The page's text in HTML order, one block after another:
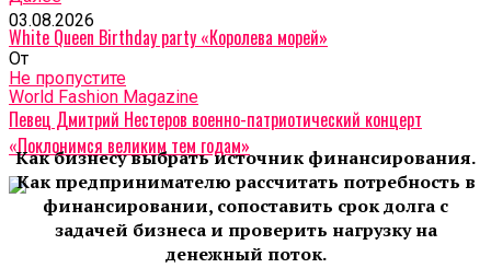
White Queen Birthday party «Королева морей»
Не пропустите
Певец Дмитрий Нестеров военно-патриотический концерт
«Поклонимся великим тем годам»
03.08.2026
От
World Fashion Magazine
Как бизнесу выбрать источник финансирования.
Как предпринимателю рассчитать потребность в
финансировании, сопоставить срок долга с
задачей бизнеса и проверить нагрузку на
денежный поток.